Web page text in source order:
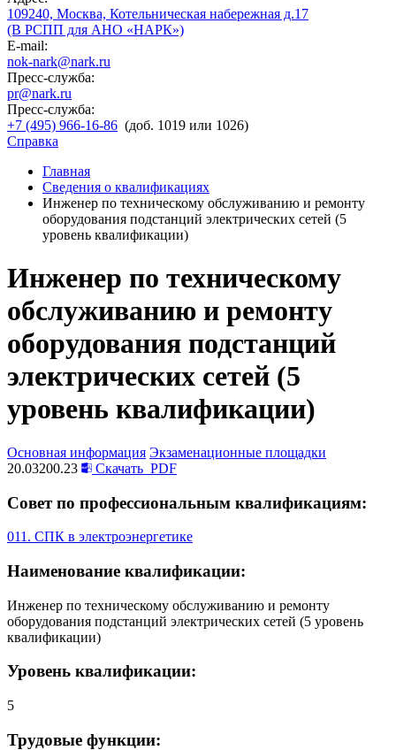
109240, Москва, Котельническая набережная д.17
(В РСПП для АНО «НАРК»)
E-mail:
nok-nark@nark.ru
Пресс-служба:
pr@nark.ru
Пресс-служба:
+7 (495) 966-16-86 (доб. 1019 или 1026)
Справка
Главная
Сведения о квалификациях
Инженер по техническому обслуживанию и ремонту
оборудования подстанций электрических сетей (5
уровень квалификации)
Инженер по техническому
обслуживанию и ремонту
оборудования подстанций
электрических сетей (5
уровень квалификации)
Основная информация Экзаменационные площадки
20.03200.23
Скачать PDF
Совет по профессиональным квалификациям:
011. СПК в электроэнергетике
Наименование квалификации:
Инженер по техническому обслуживанию и ремонту
оборудования подстанций электрических сетей (5 уровень
квалификации)
Уровень квалификации:
5
Трудовые функции: